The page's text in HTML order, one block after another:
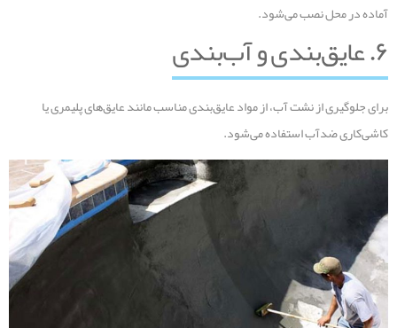
آماده در محل نصب می‌شود.
۶. عایق‌بندی و آب‌بندی
برای جلوگیری از نشت آب، از مواد عایق‌بندی مناسب مانند عایق‌های پلیمری یا
کاشی‌کاری ضدآب استفاده می‌شود.